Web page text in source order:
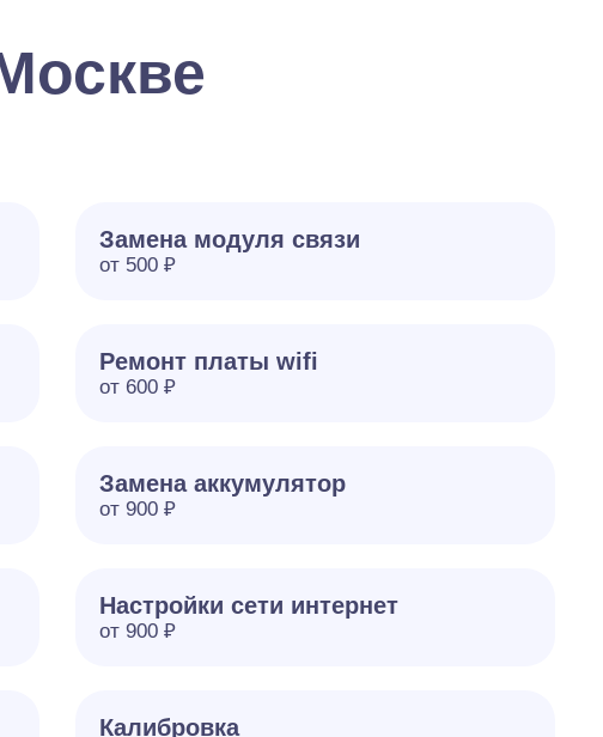
Замена модуля связи
от 500 ₽
Ремонт платы wifi
от 600 ₽
Замена аккумулятор
от 900 ₽
Настройки сети интернет
от 900 ₽
Калибровка